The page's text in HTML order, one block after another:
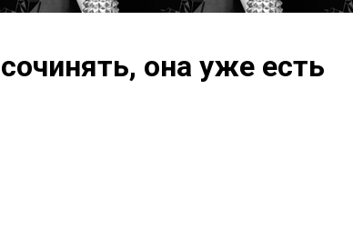
она уже есть